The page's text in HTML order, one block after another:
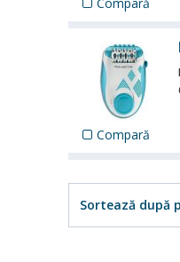
Compară
Sortează după